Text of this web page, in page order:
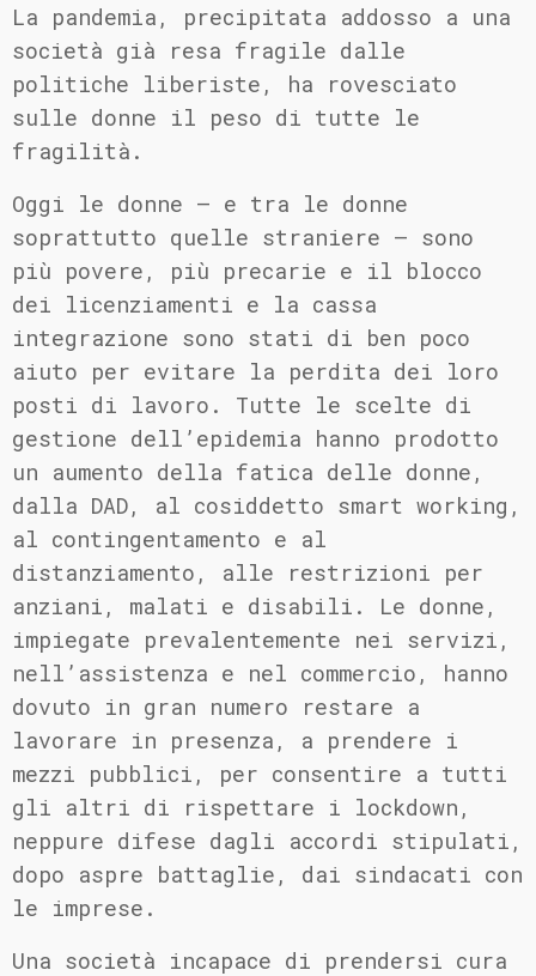
La pandemia, precipitata addosso a una
società già resa fragile dalle
politiche liberiste, ha rovesciato
sulle donne il peso di tutte le
fragilità.
Oggi le donne – e tra le donne
soprattutto quelle straniere – sono
più povere, più precarie e il blocco
dei licenziamenti e la cassa
integrazione sono stati di ben poco
aiuto per evitare la perdita dei loro
posti di lavoro. Tutte le scelte di
gestione dell’epidemia hanno prodotto
un aumento della fatica delle donne,
dalla DAD, al cosiddetto smart working,
al contingentamento e al
distanziamento, alle restrizioni per
anziani, malati e disabili. Le donne,
impiegate prevalentemente nei servizi,
nell’assistenza e nel commercio, hanno
dovuto in gran numero restare a
lavorare in presenza, a prendere i
mezzi pubblici, per consentire a tutti
gli altri di rispettare i lockdown,
neppure difese dagli accordi stipulati,
dopo aspre battaglie, dai sindacati con
le imprese.
Una società incapace di prendersi cura